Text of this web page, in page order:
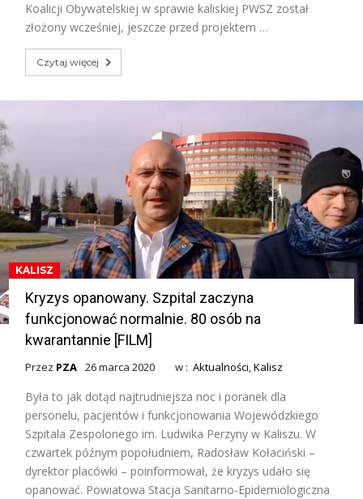
Koalicji Obywatelskiej w sprawie kaliskiej PWSZ został
złożony wcześniej, jeszcze przed projektem …
Czytaj więcej
KALISZ
Kryzys opanowany. Szpital zaczyna
funkcjonować normalnie. 80 osób na
kwarantannie [FILM]
Przez PZA 26 marca 2020 w :Aktualności,Kalisz
Była to jak dotąd najtrudniejsza noc i poranek dla
personelu, pacjentów i funkcjonowania Wojewódzkiego
Szpitala Zespolonego im. Ludwika Perzyny w Kaliszu. W
czwartek późnym popołudniem, Radosław Kołaciński –
dyrektor placówki – poinformował, że kryzys udało się
opanować. Powiatowa Stacja Sanitarno-Epidemiologiczna